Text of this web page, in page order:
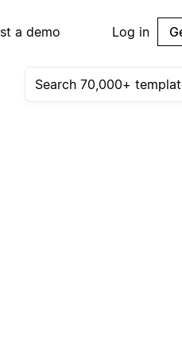
a demo Log in